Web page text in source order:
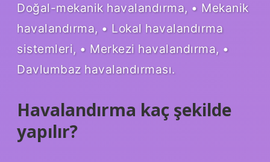
Doğal-mekanik havalandırma, • Mekanik
havalandırma, • Lokal havalandırma
sistemleri, • Merkezi havalandırma, •
Davlumbaz havalandırması.
Havalandırma kaç şekilde
yapılır?